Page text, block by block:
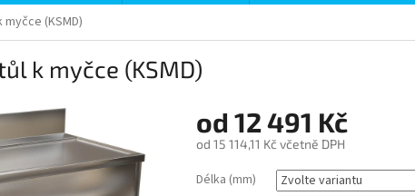
(KSMD)
k myčce (KSMD)
od 12 491 Kč
od 15 114,11 Kčvčetně DPH
Měrná
cena:
Délka (mm)